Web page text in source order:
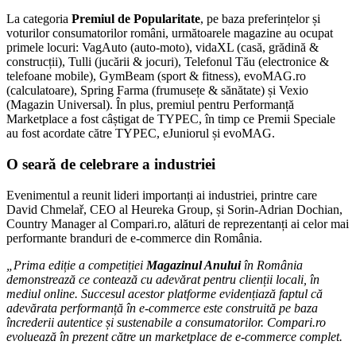
La categoria Premiul de Popularitate, pe baza preferințelor și
voturilor consumatorilor români, următoarele magazine au ocupat
primele locuri: VagAuto (auto-moto), vidaXL (casă, grădină &
construcții), Tulli (jucării & jocuri), Telefonul Tău (electronice &
telefoane mobile), GymBeam (sport & fitness), evoMAG.ro
(calculatoare), Spring Farma (frumusețe & sănătate) și Vexio
(Magazin Universal). În plus, premiul pentru Performanță
Marketplace a fost câștigat de TYPEC, în timp ce Premii Speciale
au fost acordate către TYPEC, eJuniorul și evoMAG.
O seară de celebrare a industriei
Evenimentul a reunit lideri importanți ai industriei, printre care
David Chmelař, CEO al Heureka Group, și Sorin-Adrian Dochian,
Country Manager al Compari.ro, alături de reprezentanți ai celor mai
performante branduri de e-commerce din România.
„Prima ediție a competiției Magazinul Anuluiîn România
demonstrează ce contează cu adevărat pentru clienții locali, în
mediul online. Succesul acestor platforme evidențiază faptul că
adevărata performanță în e-commerce este construită pe baza
încrederii autentice și sustenabile a consumatorilor. Compari.ro
evoluează în prezent către un marketplace de e-commerce complet.